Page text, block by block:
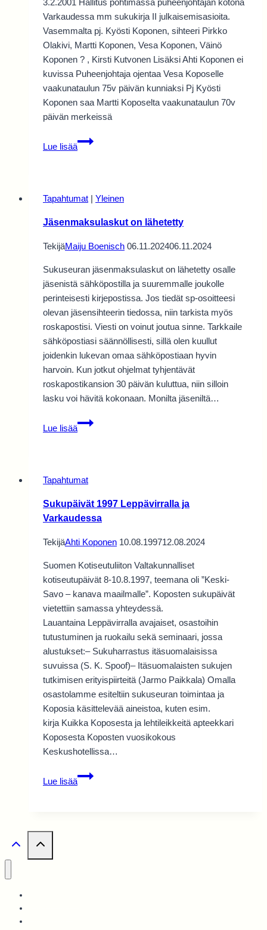
3.2.2001 Hallitus pohtimassa puheenjohtajan kotona
Varkaudessa mm sukukirja II julkaisemisasioita.
Vasemmalta pj. Kyösti Koponen, sihteeri Pirkko
Olakivi, Martti Koponen, Vesa Koponen, Väinö
Koponen ? , Kirsti Kutvonen Lisäksi Ahti Koponen ei
kuvissa Puheenjohtaja ojentaa Vesa Koposelle
vaakunataulun 75v päivän kunniaksi Pj Kyösti
Koponen saa Martti Koposelta vaakunataulun 70v
päivän merkeissä
Lue lisää
Hallituksen
kokous
Tapahtumat | Yleinen
Jäsenmaksulaskut on lähetetty
TekijäMaiju Boenisch 06.11.202406.11.2024
Sukuseuran jäsenmaksulaskut on lähetetty osalle
jäsenistä sähköpostilla ja suuremmalle joukolle
perinteisesti kirjepostissa. Jos tiedät sp-osoitteesi
olevan jäsensihteerin tiedossa, niin tarkista myös
roskapostisi. Viesti on voinut joutua sinne. Tarkkaile
sähköpostiasi säännöllisesti, sillä olen kuullut
joidenkin lukevan omaa sähköpostiaan hyvin
harvoin. Kun jotkut ohjelmat tyhjentävät
roskapostikansion 30 päivän kuluttua, niin silloin
lasku voi hävitä kokonaan. Monilta jäseniltä…
Lue lisää
Jäsenmaksulaskut
on
Tapahtumat
Sukupäivät 1997 Leppävirralla ja
Varkaudessa
TekijäAhti Koponen 10.08.199712.08.2024
Suomen Kotiseutuliiton Valtakunnalliset
kotiseutupäivät 8-10.8.1997, teemana oli ”Keski-
Savo – kanava maailmalle”. Koposten sukupäivät
vietettiin samassa yhteydessä.
Lauantaina Leppävirralla avajaiset, osastoihin
tutustuminen ja ruokailu sekä seminaari, jossa
alustukset:– Sukuharrastus itäsuomalaisissa
suvuissa (S. K. Spoof)– Itäsuomalaisten sukujen
tutkimisen erityispiirteitä (Jarmo Paikkala) Omalla
osastolamme esiteltiin sukuseuran toimintaa ja
Koposia käsittelevää aineistoa, kuten esim.
kirja Kuikka Koposesta ja lehtileikkeitä apteekkari
Koposesta Koposten vuosikokous
Keskushotellissa…
Lue lisää
Sukupäivät
1997